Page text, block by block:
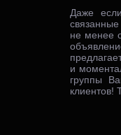
Даже
не менее
и
группы
клиентов!